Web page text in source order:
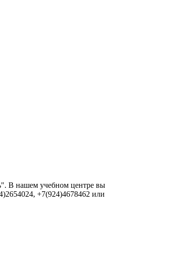
В нашем учебном центре вы
+7(924)4678462 или